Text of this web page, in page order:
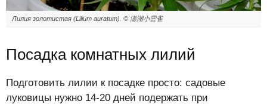
Лилия золотистая (Lilium auratum). © 澎湖小雲雀
Посадка комнатных лилий
Подготовить лилии к посадке просто: садовые
луковицы нужно 14-20 дней подержать при